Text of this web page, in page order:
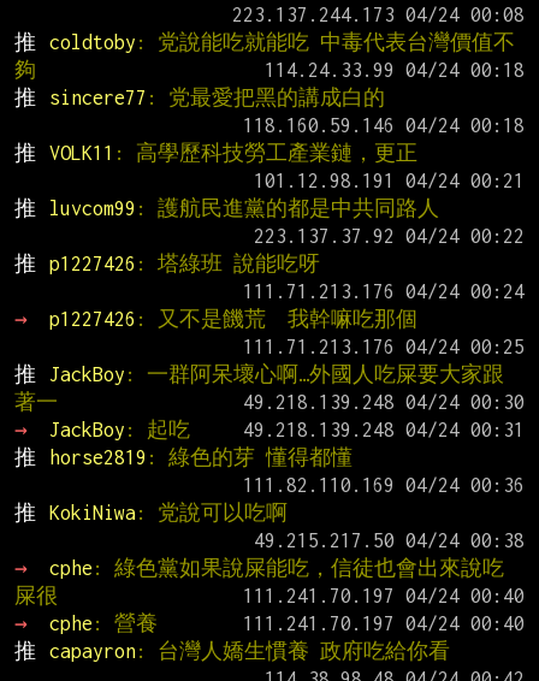
推
coldtoby : 党說能吃就能吃 中毒代表台灣價值不
夠
推
sincere77 : 党最愛把黑的講成白的
推
VOLK11 : 高學歷科技勞工產業鏈，更正
推
luvcom99 : 護航民進黨的都是中共同路人
推
p1227426 : 塔綠班 說能吃呀
→
p1227426 : 又不是饑荒  我幹嘛吃那個
推
JackBoy : 一群阿呆壞心啊…外國人吃屎要大家跟
著一
→
JackBoy : 起吃
推
horse2819 : 綠色的芽 懂得都懂
推
KokiNiwa: 党說可以吃啊
→
cphe : 綠色黨如果說屎能吃，信徒也會出來說吃
屎很
→
cphe : 營養
推
capayron: 台灣人嬌生慣養 政府吃給你看